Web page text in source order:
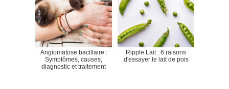
Angiomatose bacillaire :
Symptômes, causes,
diagnostic et traitement
Ripple Lait : 6 raisons
d'essayer le lait de pois